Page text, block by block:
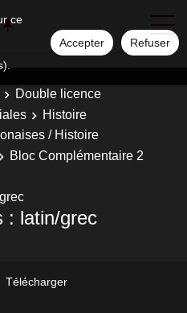
ce
Accepter Refuser
Double licence
Histoire
/ Histoire
Bloc Complémentaire 2
: latin/grec
Télécharger